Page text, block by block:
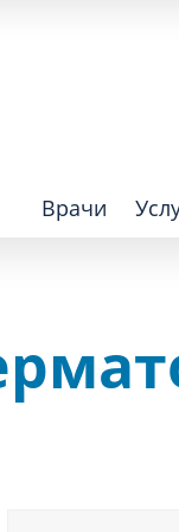
Врачи